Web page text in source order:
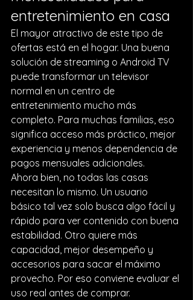
entretenimiento en casa
El mayor atractivo de este tipo de
ofertas está en el hogar. Una buena
solución de streaming o Android TV
puede transformar un televisor
normal en un centro de
entretenimiento mucho más
completo. Para muchas familias, eso
significa acceso más práctico, mejor
experiencia y menos dependencia de
pagos mensuales adicionales.
Ahora bien, no todas las casas
necesitan lo mismo. Un usuario
básico tal vez solo busca algo fácil y
rápido para ver contenido con buena
estabilidad. Otro quiere más
capacidad, mejor desempeño y
accesorios para sacar el máximo
provecho. Por eso conviene evaluar el
uso real antes de comprar.